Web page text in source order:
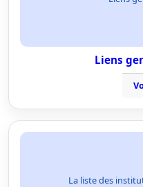
Liens
La liste des